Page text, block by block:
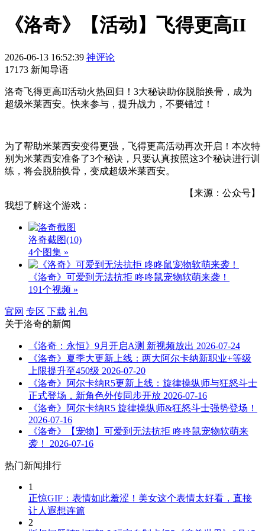
《洛奇》【活动】飞得更高II
2026-06-13 16:52:39 神评论
17173 新闻导语
洛奇飞得更高II活动火热回归！3大秘诀助你脱胎换骨，成为
超级米莱西安。快来参与，提升战力，不要错过！
为了帮助米莱西安变得更强，飞得更高活动再次开启！本次特
别为米莱西安准备了3个秘诀，只要认真按照这3个秘诀进行训
练，将会脱胎换骨，变成超级米莱西安。
【来源：公众号】
我想了解这个游戏：
洛奇截图(10)
4个图集 »
《洛奇》可爱到无法抗拒 咚咚鼠宠物软萌来袭！
191个视频 »
官网 专区 下载 礼包
关于洛奇的新闻
《洛奇：永恒》9月开启A测 新视频放出 2026-07-24
《洛奇》夏季大更新上线：两大阿尔卡纳新职业+等级
上限提升至450级 2026-07-20
《洛奇》阿尔卡纳R5更新上线：旋律操纵师与狂怒斗士
正式登场，新角色外传同步开放 2026-07-16
《洛奇》阿尔卡纳R5 旋律操纵师&狂怒斗士强势登场！
2026-07-16
《洛奇》【宠物】可爱到无法抗拒 咚咚鼠宠物软萌来
袭！
2026-07-16
热门新闻排行
1
正惊GIF：表情如此羞涩！美女这个表情太好看，直接
让人遐想连篇
2